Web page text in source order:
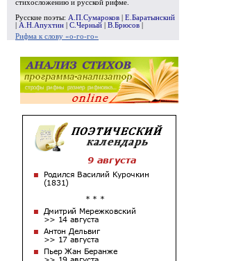
стихосложению и русской рифме.
Русские поэты: А.П.Сумароков
Е.Баратынский
А.Н.Апухтин С.Черный В.Брюсов
Рифма к слову «о-го-го»